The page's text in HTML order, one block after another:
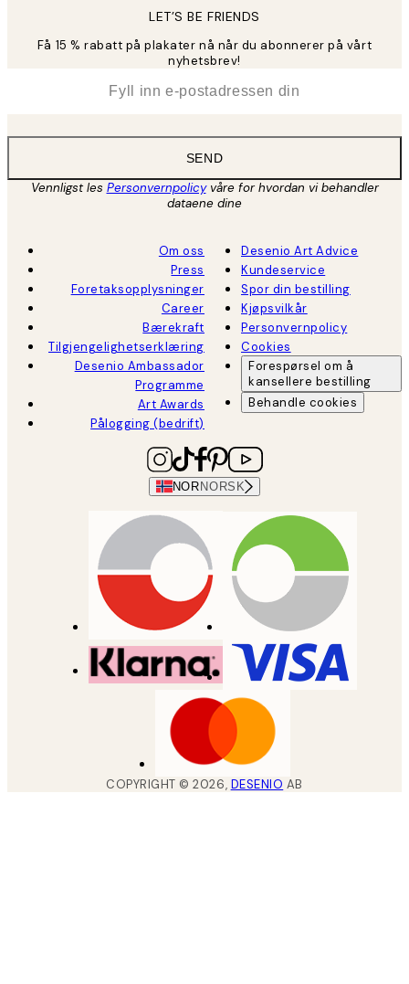
LET’S BE FRIENDS
Få 15 % rabatt på plakater nå når du abonnerer på vårt
nyhetsbrev!
SEND
Vennligst les Personvernpolicyvåre for hvordan vi behandler
dataene dine
Om oss
Press
Foretaksopplysninger
Career
Bærekraft
Tilgjengelighetserklæring
Desenio Ambassador
Programme
Art Awards
Pålogging (bedrift)
Desenio Art Advice
Kundeservice
Spor din bestilling
Kjøpsvilkår
Personvernpolicy
Cookies
Forespørsel om å
kansellere bestilling
Behandle cookies
NOR NORSK
COPYRIGHT ©2026, DESENIO AB